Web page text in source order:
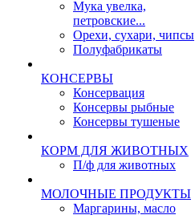
Мука увелка,
петровские...
Орехи, сухари, чипсы
Полуфабрикаты
КОНСЕРВЫ
Консервация
Консервы рыбные
Консервы тушеные
КОРМ ДЛЯ ЖИВОТНЫХ
П/ф для животных
МОЛОЧНЫЕ ПРОДУКТЫ
Маргарины, масло